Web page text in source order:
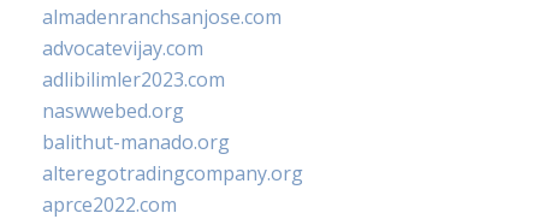
almadenranchsanjose.com
advocatevijay.com
adlibilimler2023.com
naswwebed.org
balithut-manado.org
alteregotradingcompany.org
aprce2022.com